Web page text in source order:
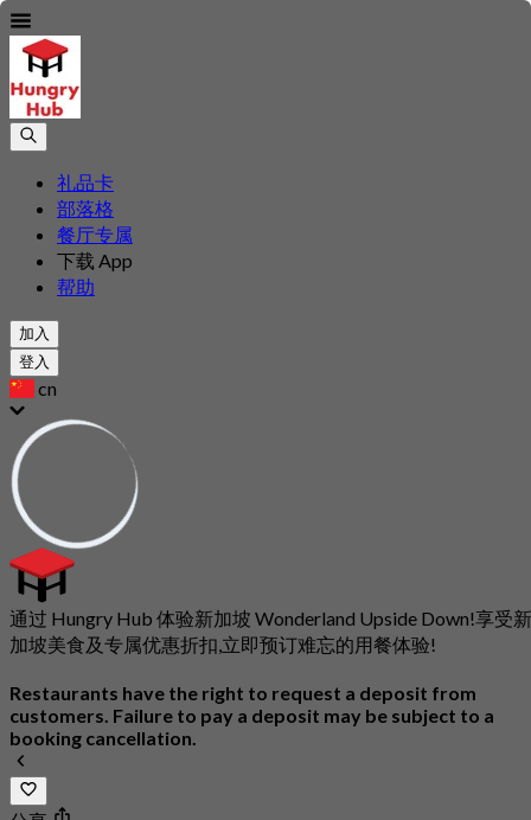
礼品卡
部落格
餐厅专属
下载 App
帮助
加入
登入
cn
通过 Hungry Hub 体验新加坡 Wonderland Upside Down!享受新
加坡美食及专属优惠折扣,立即预订难忘的用餐体验!
Restaurants have the right to request a deposit from
customers. Failure to pay a deposit may be subject to a
booking cancellation.